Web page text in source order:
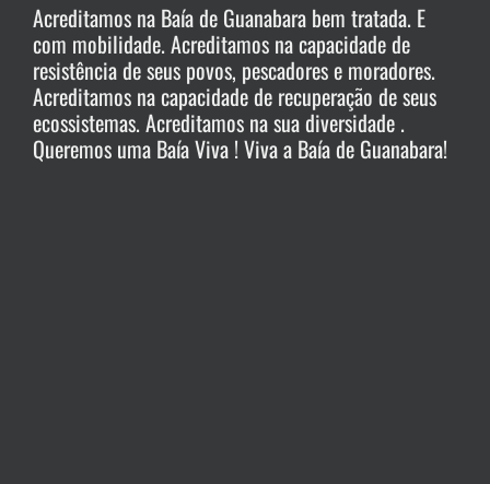
Acreditamos na Baía de Guanabara bem tratada. E
com mobilidade. Acreditamos na capacidade de
resistência de seus povos, pescadores e moradores.
Acreditamos na capacidade de recuperação de seus
ecossistemas. Acreditamos na sua diversidade .
Queremos uma Baía Viva ! Viva a Baía de Guanabara!